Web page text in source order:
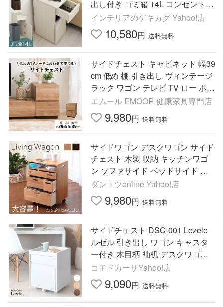
出し付き ゴミ箱 14L コンセント付
き おしゃれ サイドチェスト 棚 ス
リム 木製
インテリアのゲキカグ Yahoo!店
10,580円 送料無料
サイドチェスト キャビネット 幅39
cm 低め 棚 引き出し ヴィンテージ
ラック ワゴン テレビ TV ロー ボー
ド AVラック オーディオ ゲーム 収
納家具 北欧 エムール
エムール EMOOR 健康家具専門店
9,980円 送料無料
サイドワゴン デスクワゴン サイド
チェスト 木製 収納 キッチンワゴ
ン ソファサイド ベッドサイド ソ
ファ横 キャスター付 収納ラック
デスク下 両面 引き出し
ダントツonline Yahoo!店
9,980円 送料無料
サイドチェスト DSC-001 Lezele
ルゼル 引き出し ワゴン キャスタ
ー付き 木目柄 袖机 デスクワゴン
デスク横 ベッドサイド モダン 北
欧 A4ファイル 収納 新生活
コモドカーサYahoo!店
9,090円 送料無料